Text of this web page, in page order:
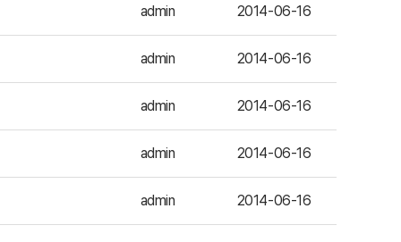
admin 2014-06-16
admin 2014-06-16
admin 2014-06-16
admin 2014-06-16
admin 2014-06-16